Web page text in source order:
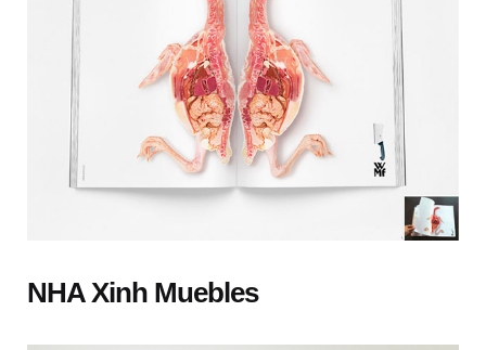
NHA Xinh Muebles